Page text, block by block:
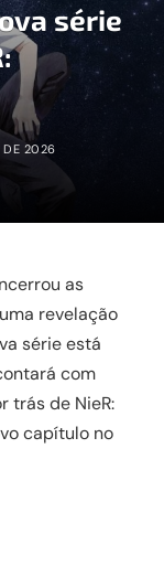
série
DE 2026
as
revelação
série está
com
trás de NieR:
capítulo no